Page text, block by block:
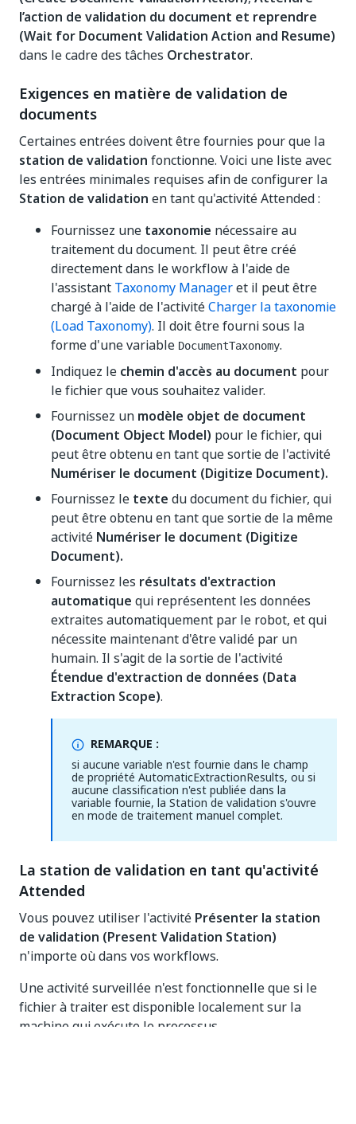
l’action de validation du document et reprendre
(Wait for Document Validation Action and Resume)
dans le cadre des tâches Orchestrator.
Exigences en matière de validation de
documents
Certaines entrées doivent être fournies pour que la
station de validation fonctionne. Voici une liste avec
les entrées minimales requises afin de configurer la
Station de validation en tant qu'activité Attended :
Fournissez une taxonomie nécessaire au
traitement du document. Il peut être créé
directement dans le workflow à l'aide de
l'assistant Taxonomy Manageret il peut être
chargé à l'aide de l'activitéCharger la taxonomie
(Load Taxonomy). Il doit être fourni sous la
forme d'une variable DocumentTaxonomy.
Indiquez le chemin d'accès au document pour
le fichier que vous souhaitez valider.
Fournissez un modèle objet de document
(Document Object Model) pour le fichier, qui
peut être obtenu en tant que sortie de l'activité
Numériser le document (Digitize Document).
Fournissez le texte du document du fichier, qui
peut être obtenu en tant que sortie de la même
activité Numériser le document (Digitize
Document).
Fournissez les résultats d'extraction
automatique qui représentent les données
extraites automatiquement par le robot, et qui
nécessite maintenant d'être validé par un
humain. Il s'agit de la sortie de l'activité
Étendue d'extraction de données (Data
Extraction Scope).
REMARQUE :
si aucune variable n'est fournie dans le champ
de propriété AutomaticExtractionResults, ou si
aucune classification n'est publiée dans la
variable fournie, la Station de validation s'ouvre
en mode de traitement manuel complet.
La station de validation en tant qu'activité
Attended
Vous pouvez utiliser l'activité Présenter la station
de validation (Present Validation Station)
n'importe où dans vos workflows.
Une activité surveillée n'est fonctionnelle que si le
fichier à traiter est disponible localement sur la
machine qui exécute le processus.